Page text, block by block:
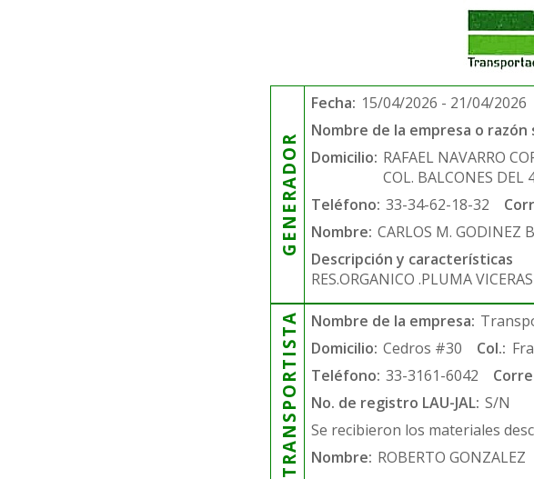
GENERADOR
Fecha: 15/04/2026 - 21/04/2026
Nombre de la empresa o razón
Domicilio: RAFAEL NAVARRO
COL. BALCONES DEL
Teléfono: 33-34-62-18-32
Nombre: CARLOS M. GODINEZ
Descripción y características
RES.ORGANICO .PLUMA
TRANSPORTISTA Nombre de la empresa:
Domicilio: Cedros #30 Col.:
Teléfono: 33-3161-6042
No. de registro LAU-JAL: S/N
Se recibieron los materiales
Nombre: ROBERTO GONZALEZ